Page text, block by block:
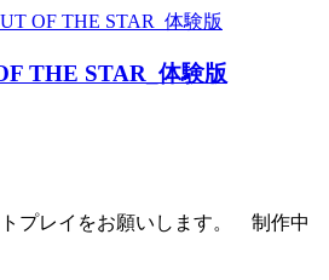
THE STAR_体験版
プレイをお願いします。 制作中